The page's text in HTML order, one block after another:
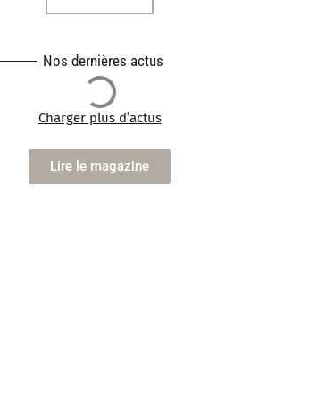
Nos dernières actus
Charger plus d’actus
Lire le magazine